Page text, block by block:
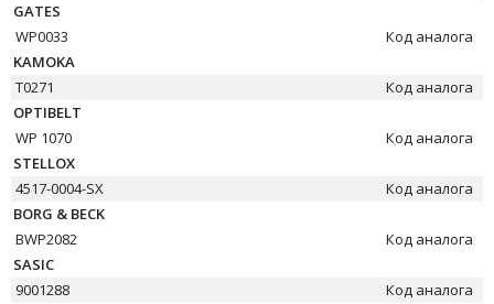
GATES
WP0033
Код аналога
KAMOKA
T0271
Код аналога
OPTIBELT
WP 1070
Код аналога
STELLOX
4517-0004-SX
Код аналога
BORG & BECK
BWP2082
Код аналога
SASIC
9001288
Код аналога